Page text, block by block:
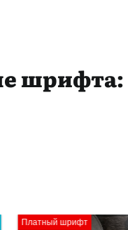
шрифта:
Платный шрифт